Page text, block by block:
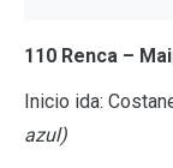
110 Renca –
Inicio ida:
azul)